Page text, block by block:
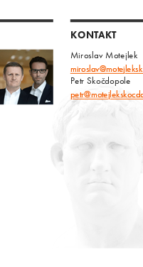
KONTAKT
Miroslav Motejlek
Petr Skočdopole